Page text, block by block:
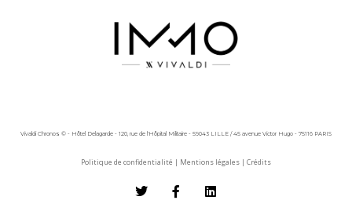
Vivaldi Chronos © - Hôtel Delagarde - 120, rue de l'Hôpital Militaire - 59043 LILLE / 45 avenue Victor Hugo - 75116 PARIS
Politique de confidentialité | Mentions légales | Crédits